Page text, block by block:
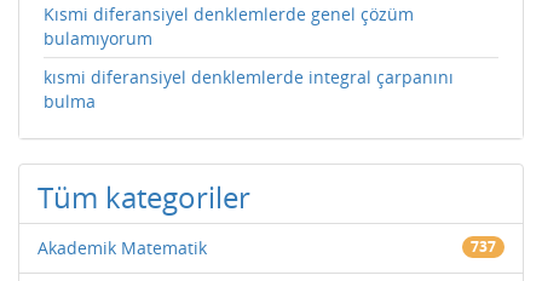
Kısmi diferansiyel denklemlerde genel çözüm
bulamıyorum
kısmi diferansiyel denklemlerde integral çarpanını
bulma
Tüm kategoriler
Akademik Matematik 737